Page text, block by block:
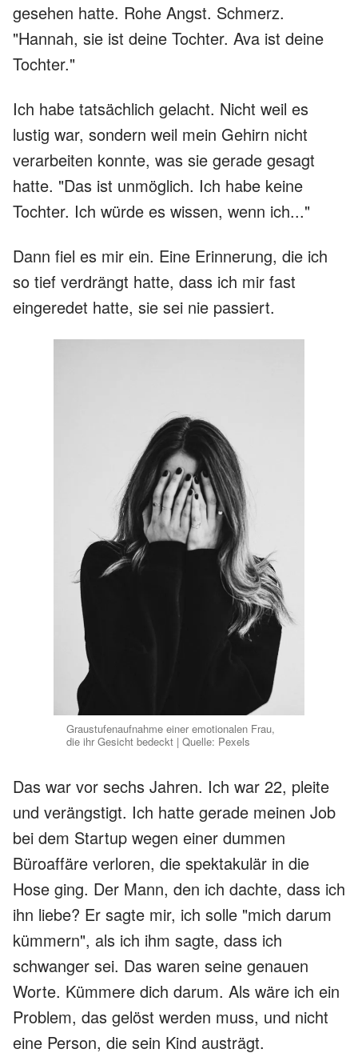
gesehen hatte. Rohe Angst. Schmerz.
"Hannah, sie ist deine Tochter. Ava ist deine
Tochter."
Ich habe tatsächlich gelacht. Nicht weil es
lustig war, sondern weil mein Gehirn nicht
verarbeiten konnte, was sie gerade gesagt
hatte. "Das ist unmöglich. Ich habe keine
Tochter. Ich würde es wissen, wenn ich..."
Dann fiel es mir ein. Eine Erinnerung, die ich
so tief verdrängt hatte, dass ich mir fast
eingeredet hatte, sie sei nie passiert.
Graustufenaufnahme einer emotionalen Frau,
die ihr Gesicht bedeckt | Quelle: Pexels
Das war vor sechs Jahren. Ich war 22, pleite
und verängstigt. Ich hatte gerade meinen Job
bei dem Startup wegen einer dummen
Büroaffäre verloren, die spektakulär in die
Hose ging. Der Mann, den ich dachte, dass ich
ihn liebe? Er sagte mir, ich solle "mich darum
kümmern", als ich ihm sagte, dass ich
schwanger sei. Das waren seine genauen
Worte. Kümmere dich darum. Als wäre ich ein
Problem, das gelöst werden muss, und nicht
eine Person, die sein Kind austrägt.